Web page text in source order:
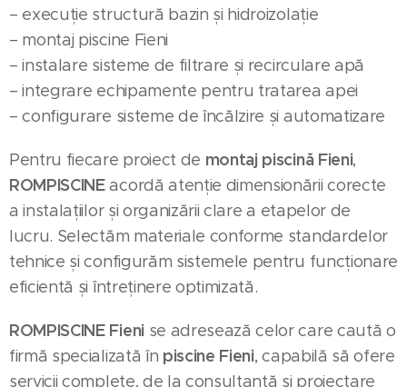
– execuție structură bazin și hidroizolație
– montaj piscine Fieni
– instalare sisteme de filtrare și recirculare apă
– integrare echipamente pentru tratarea apei
– configurare sisteme de încălzire și automatizare
Pentru fiecare proiect de montaj piscină Fieni,
ROMPISCINEacordă atenție dimensionării corecte
a instalațiilor și organizării clare a etapelor de
lucru. Selectăm materiale conforme standardelor
tehnice și configurăm sistemele pentru funcționare
eficientă și întreținere optimizată.
ROMPISCINE Fienise adresează celor care caută o
firmă specializată în piscine Fieni, capabilă să ofere
servicii complete, de la consultanță și proiectare